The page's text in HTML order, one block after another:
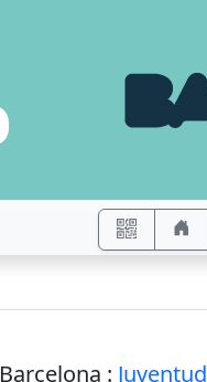
Barcelona : Juventud